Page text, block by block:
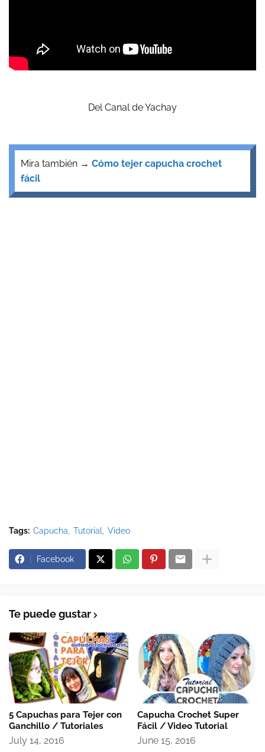
Del Canal de Yachay
Mira también → Cómo tejer capucha crochet
fácil
Tags: Capucha Tutorial Video
Facebook
Te puede gustar
5 Capuchas para Tejer con
Ganchillo / Tutoriales
July 14, 2016
Capucha Crochet Super
Fácil / Video Tutorial
June 15, 2016